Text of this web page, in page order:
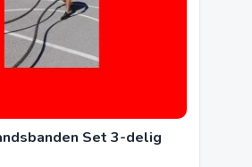
Set 3-delig